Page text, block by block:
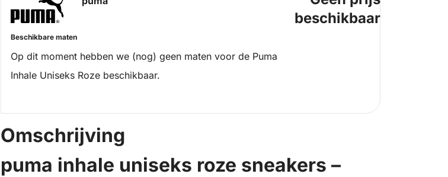
Beschikbare maten
Op dit moment hebben we (nog) geen maten voor de Puma
Inhale Uniseks Roze beschikbaar.
beschikbaar
Omschrijving
puma inhale uniseks roze sneakers –